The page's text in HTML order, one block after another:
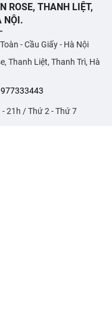
ROSE, THANH LIỆT,
NỘI.
- Cầu Giấy - Hà Nội
Thanh Liệt, Thanh Trì, Hà
21h / Thứ 2 - Thứ 7